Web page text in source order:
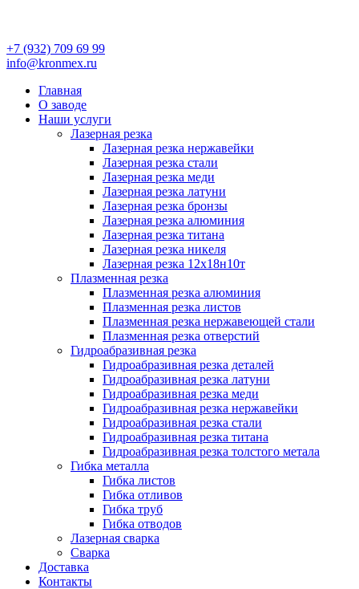
+7 (932) 709 69 99
info@kronmex.ru
Главная
О заводе
Наши услуги
Лазерная резка
Лазерная резка нержавейки
Лазерная резка стали
Лазерная резка меди
Лазерная резка латуни
Лазерная резка бронзы
Лазерная резка алюминия
Лазерная резка титана
Лазерная резка никеля
Лазерная резка 12х18н10т
Плазменная резка
Плазменная резка алюминия
Плазменная резка листов
Плазменная резка нержавеющей стали
Плазменная резка отверстий
Гидроабразивная резка
Гидроабразивная резка деталей
Гидроабразивная резка латуни
Гидроабразивная резка меди
Гидроабразивная резка нержавейки
Гидроабразивная резка стали
Гидроабразивная резка титана
Гидроабразивная резка толстого метала
Гибка металла
Гибка листов
Гибка отливов
Гибка труб
Гибка отводов
Лазерная сварка
Сварка
Доставка
Контакты